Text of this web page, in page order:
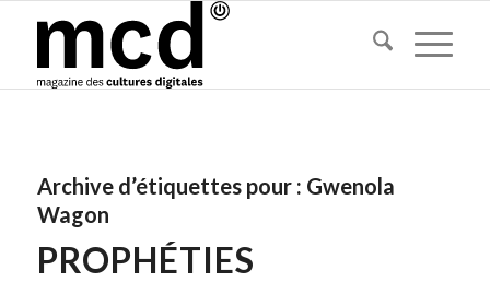
Archive d’étiquettes pour : Gwenola
Wagon
PROPHÉTIES